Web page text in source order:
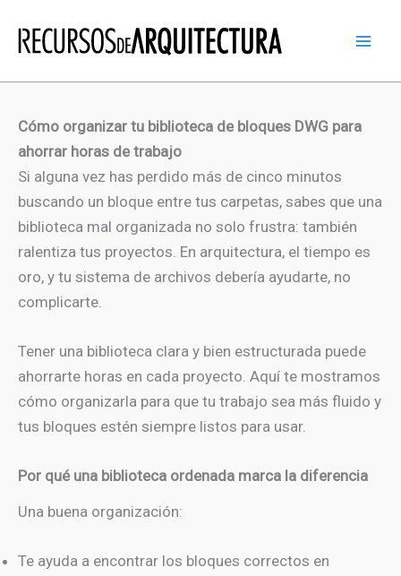
Cómo organizar tu biblioteca de bloques DWG para
ahorrar horas de trabajo
Si alguna vez has perdido más de cinco minutos
buscando un bloque entre tus carpetas, sabes que una
biblioteca mal organizada no solo frustra: también
ralentiza tus proyectos. En arquitectura, el tiempo es
oro, y tu sistema de archivos debería ayudarte, no
complicarte.
Tener una biblioteca clara y bien estructurada puede
ahorrarte horas en cada proyecto. Aquí te mostramos
cómo organizarla para que tu trabajo sea más fluido y
tus bloques estén siempre listos para usar.
Por qué una biblioteca ordenada marca la diferencia
Una buena organización:
Te ayuda a encontrar los bloques correctos en